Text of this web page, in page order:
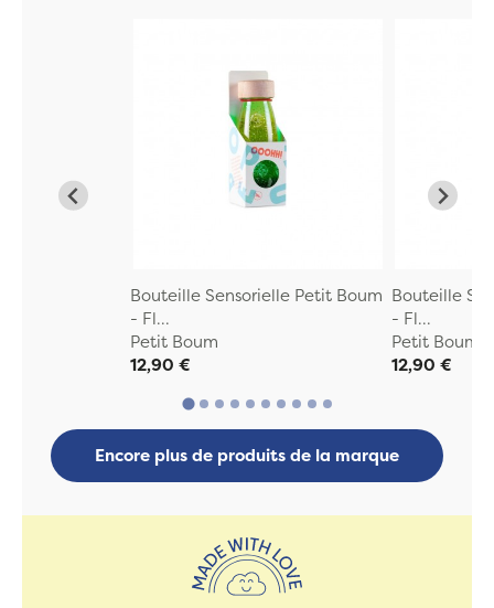
Bouteille Sensorielle Petit Boum
- Fl...
Petit Boum
12,90 €
Bouteille
- Fl...
Petit Boum
12,90 €
Encore plus de produits de la marque